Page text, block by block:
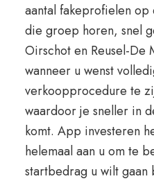
aantal fakeprofielen op
die groep horen, snel
Oirschot en Reusel-
wanneer u wenst
verkoopprocedure te
waardoor je sneller in
komt. App investeren
helemaal aan u om te
startbedrag u wilt